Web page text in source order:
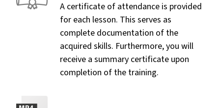
A certificate of attendance is provided
for each lesson. This serves as
complete documentation of the
acquired skills. Furthermore, you will
receive a summary certificate upon
completion of the training.